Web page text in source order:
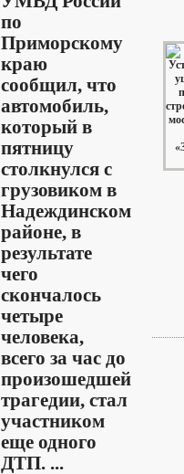
по
Приморскому
краю
сообщил, что
автомобиль,
который в
пятницу
столкнулся с
грузовиком в
Надеждинском
районе, в
результате
чего
скончалось
четыре
человека,
всего за час до
произошедшей
трагедии, стал
участником
еще одного
ДТП. ...